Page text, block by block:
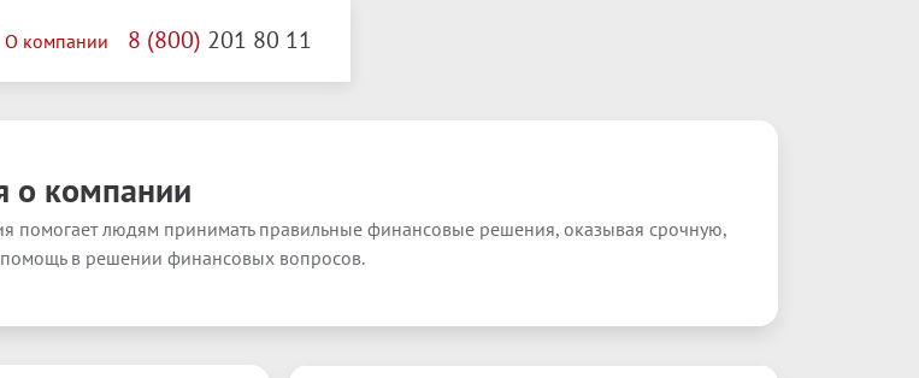
О компании 8 (800) 201 80 11
о компании
помогает людям принимать правильные финансовые решения, оказывая срочную,
в решении финансовых вопросов.